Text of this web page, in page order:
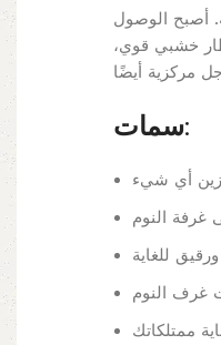
أصبح الوصول
خشبي قوي،
سمات: